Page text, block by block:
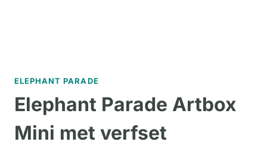
ELEPHANT PARADE
Elephant Parade Artbox
Mini met verfset